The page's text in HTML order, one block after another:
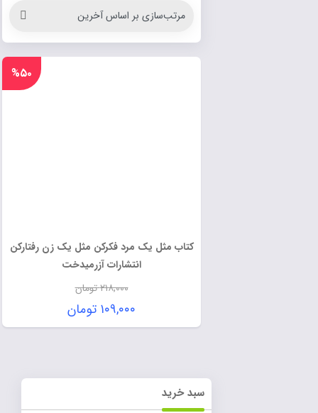
کتاب مثل یک مرد فکرکن مثل یک زن رفتارکن
انتشارات آزرمیدخت
۲۱۸,۰۰۰تومان
۱۰۹,۰۰۰ تومان
%۵۰
سبد خرید